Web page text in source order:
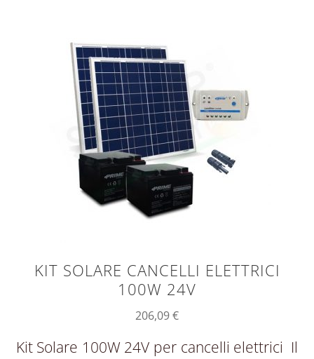
KIT SOLARE CANCELLI ELETTRICI
100W 24V
206,09€
Kit Solare 100W 24V per cancelli elettrici Il